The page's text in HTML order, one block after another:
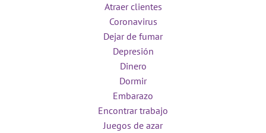
Atraer clientes
Coronavirus
Dejar de fumar
Depresión
Dinero
Dormir
Embarazo
Encontrar trabajo
Juegos de azar